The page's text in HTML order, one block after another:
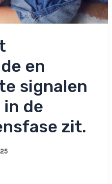
en
signalen
de
zit.